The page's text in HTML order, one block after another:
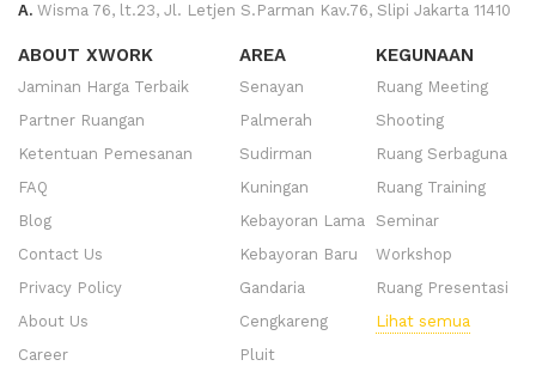
A. Wisma 76, lt.23, Jl. Letjen S.Parman Kav.76, Slipi Jakarta 11410
ABOUT XWORK
Jaminan Harga Terbaik
Partner Ruangan
Ketentuan Pemesanan
FAQ
Blog
Contact Us
Privacy Policy
About Us
Career
AREA
Senayan
Palmerah
Sudirman
Kuningan
Kebayoran Lama
Kebayoran Baru
Gandaria
Cengkareng
Pluit
KEGUNAAN
Ruang Meeting
Shooting
Ruang Serbaguna
Ruang Training
Seminar
Workshop
Ruang Presentasi
Lihat semua